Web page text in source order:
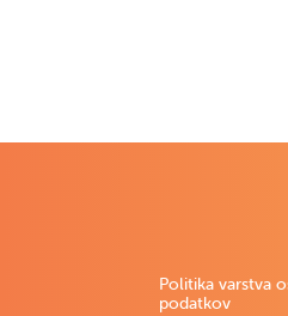
Politika varstva
podatkov